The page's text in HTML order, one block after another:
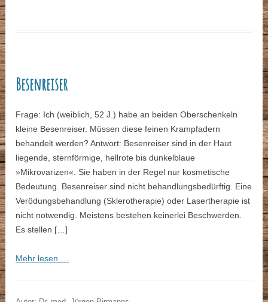
Besenreiser
Frage: Ich (weiblich, 52 J.) habe an beiden Oberschenkeln
kleine Besenreiser. Müssen diese feinen Krampfadern
behandelt werden? Antwort: Besenreiser sind in der Haut
liegende, sternförmige, hellrote bis dunkelblaue
»Mikrovarizen«. Sie haben in der Regel nur kosmetische
Bedeutung. Besenreiser sind nicht behandlungsbedürftig. Eine
Verödungsbehandlung (Sklerotherapie) oder Lasertherapie ist
nicht notwendig. Meistens bestehen keinerlei Beschwerden.
Es stellen […]
Mehr lesen …